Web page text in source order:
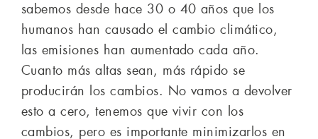
sabemos desde hace 30 o 40 años que los
humanos han causado el cambio climático,
las emisiones han aumentado cada año.
Cuanto más altas sean, más rápido se
producirán los cambios. No vamos a devolver
esto a cero, tenemos que vivir con los
cambios, pero es importante minimizarlos en